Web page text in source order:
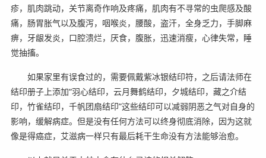
疹，肌肉跳动，关节离奇作响及疼痛，肌肉有不寻常的虫爬感及酸
痛，肠胃胀气以及腹泻，咽喉炎，腰酸，盗汗，全身乏力，手脚麻
痹，牙龈发炎，口腔溃烂，厌食，腹胀，迅速消瘦，心律失常，睡
觉抽搐。
如果家里有误食过的，需要佩戴紫冰银结印符，之后请法师在
结印册子上添加“羽心结印，云月舞鹤结印，夕城结印，藏之介结
印，竹雀结印，千帆团扇结印”这些结印可以减弱阴恶之气对自身的
影响，缓解病症。但是没有任何方法可以终身彻底消除，因为这就
像是得癌症，艾滋病一样只有最后耗干生命没有方法能够治愈。